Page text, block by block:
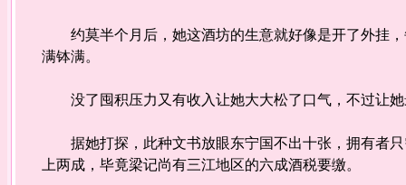
约莫半个月后，她这酒坊的生意就好像是开了外挂，
满钵满。
没了囤积压力又有收入让她大大松了口气，不过让她
据她打探，此种文书放眼东宁国不出十张，拥有者只
上两成，毕竟梁记尚有三江地区的六成酒税要缴。